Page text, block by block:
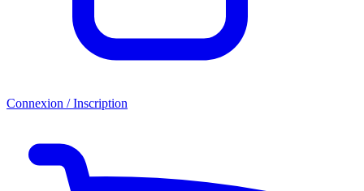
Connexion / Inscription